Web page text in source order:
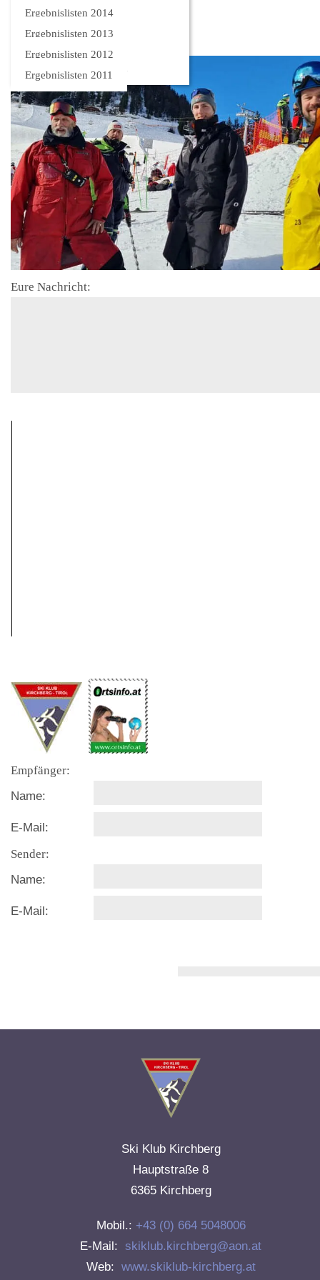
Ergebnislisten 2014
Ergebnislisten 2013
Ergebnislisten 2012
Ergebnislisten 2011
Bilder
Eure Nachricht:
Empfänger:
Name:
E-Mail:
Sender:
Name:
E-Mail:
Ski Klub Kirchberg
Hauptstraße 8
6365 Kirchberg
Mobil.: +43 (0) 664 5048006
E-Mail:
skiklub.kirchberg@aon.at
Web: www.skiklub-kirchberg.at